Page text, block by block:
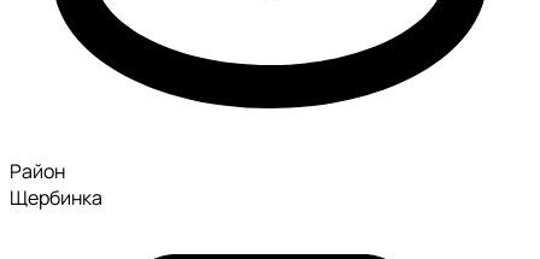
Район
Щербинка